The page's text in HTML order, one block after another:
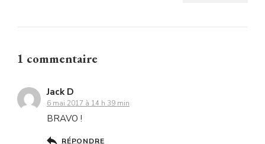
1 commentaire
Jack D
6 mai 2017 à 14 h 39 min
BRAVO !
RÉPONDRE